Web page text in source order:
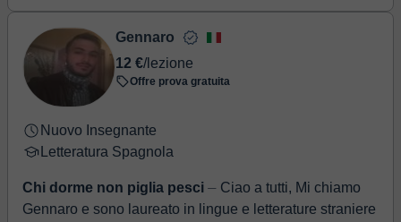
Gennaro
12 €/lezione
Offre prova gratuita
Nuovo Insegnante
Letteratura Spagnola
Chi dorme non piglia pesci ⏤ Ciao a tutti, Mi chiamo
Gennaro e sono laureato in lingue e letterature straniere